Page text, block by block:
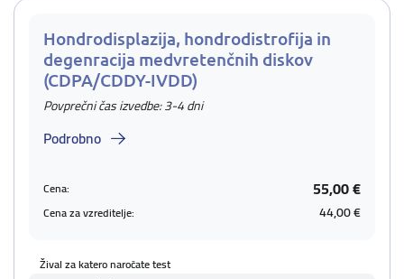
Hondrodisplazija, hondrodistrofija in
degenracija medvretenčnih diskov
(CDPA/CDDY-IVDD)
Povprečni čas izvedbe: 3-4 dni
Podrobno
Cena: 55,00 €
Cena za vzreditelje: 44,00 €
Žival za katero naročate test